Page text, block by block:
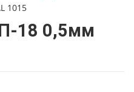
1015
18 0,5мм